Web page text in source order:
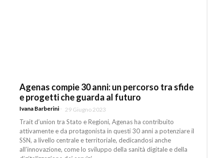
Agenas compie 30 anni: un percorso tra sfide
e progetti che guarda al futuro
Ivana Barberini - 29 Giugno 2023
Trait d’union tra Stato e Regioni, Agenas ha contribuito
attivamente e da protagonista in questi 30 anni a potenziare il
SSN, a livello centrale e territoriale, dedicandosi anche
all’innovazione, come lo sviluppo della sanità digitale e della